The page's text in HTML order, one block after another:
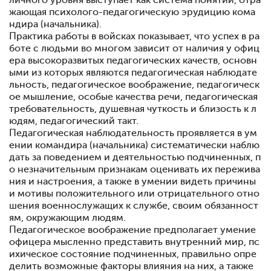
жаю­щая психолого-педагогическую эрудицию кома
ндира (на­чальника).
Практика работы в войсках показывает, что успех в ра
боте с людьми во многом зависит от наличия у офиц
ера высоко­развитых педагогических качеств, основн
ыми из которых являются педагогическая наблюдате
льность, педагогическое воображение, педагогическ
ое мышление, особые качества речи, педагогическая
требовательность, душевная чуткость и близость к л
юдям, педагогический такт.
Педагогическая наблюдательность проявляется в ум
е­нии командира (начальника) систематически наблю
дать за поведением и деятельностью подчиненных, п
о незначитель­ным признакам оценивать их пережива
ния и настроения, а также в умении видеть причины
и мотивы положительного или отрицательного отно
шения военнослужащих к службе, своим обязанност
ям, окружающим людям.
Педагогическое воображение предполагает умение
офи­цера мысленно представить внутренний мир, пс
ихическое состояние подчиненных, правильно опре
делить возможные факторы влияния на них, а также